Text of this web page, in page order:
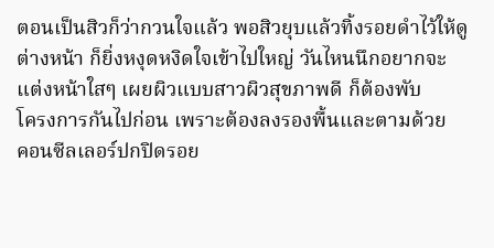
ตอนเป็นสิวก็ว่ากวนใจแล้ว พอสิวยุบแล้วทิ้งรอยดำไว้ให้ดู
ต่างหน้า ก็ยิ่งหงุดหงิดใจเข้าไปใหญ่ วันไหนนึกอยากจะ
แต่งหน้าใสๆ เผยผิวแบบสาวผิวสุขภาพดี ก็ต้องพับ
โครงการกันไปก่อน เพราะต้องลงรองพื้นและตามด้วย
คอนซีลเลอร์ปกปิดรอย